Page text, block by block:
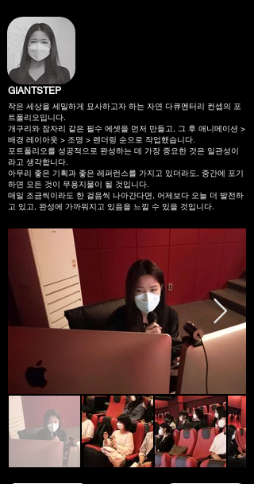
GIANTSTEP
작은 세상을 세밀하게 묘사하고자 하는 자연 다큐멘터리 컨셉의 포
트폴리오입니다.
개구리와 잠자리 같은 필수 에셋을 먼저 만들고, 그 후 애니메이션 >
배경 레이아웃 > 조명 > 렌더링 순으로 작업했습니다.
포트폴리오를 성공적으로 완성하는 데 가장 중요한 것은 일관성이
라고 생각합니다.
아무리 좋은 기획과 좋은 레퍼런스를 가지고 있더라도, 중간에 포기
하면 모든 것이 무용지물이 될 것입니다.
매일 조금씩이라도 한 걸음씩 나아간다면, 어제보다 오늘 더 발전하
고 있고, 완성에 가까워지고 있음을 느낄 수 있을 것입니다.